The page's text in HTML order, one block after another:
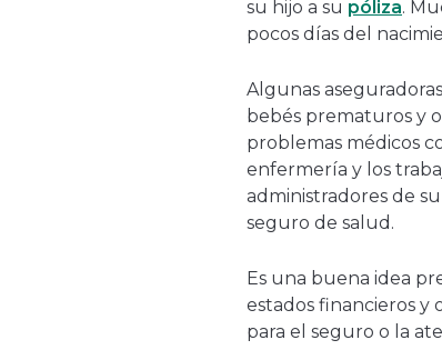
su hijo a su póliza.
pocos días del
Algunas
bebés prematuros y
problemas médicos
enfermería y los
administradores de
seguro de salud.
Es una buena idea
estados financieros y
para el seguro o la